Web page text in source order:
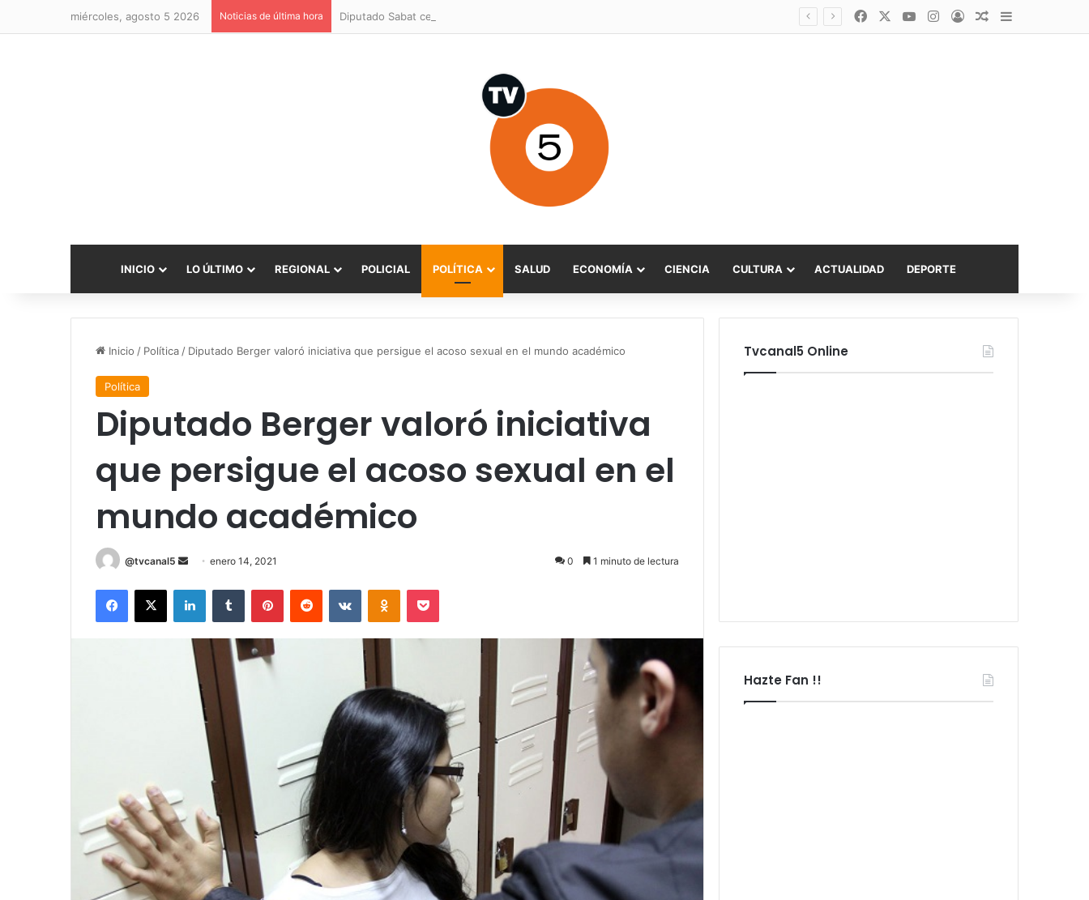
miércoles, agosto 5 2026 Noticias de última hora FacebookYouTubeInstagram
AccesoPublicación al
Barra lateral
INICIO LO ÚLTIMO REGIONAL POLICIAL POLÍTICA SALUD ECONOMÍA CIENCIA CULTURA ACTUALIDAD DEPORTE
Inicio / Política / Diputado Berger valoró iniciativa que persigue el acoso sexual en el mundo académico
Política
Diputado Berger valoró iniciativa
que persigue el acoso sexual en el
mundo académico
@tvcanal5
Send
email
enero 14, 2021 0 1 minuto de lectura
Facebook
X LinkedInTumblr PinterestReddit VKontakteOdnoklassniki
Pocket
Tvcanal5 Online
Hazte Fan !!